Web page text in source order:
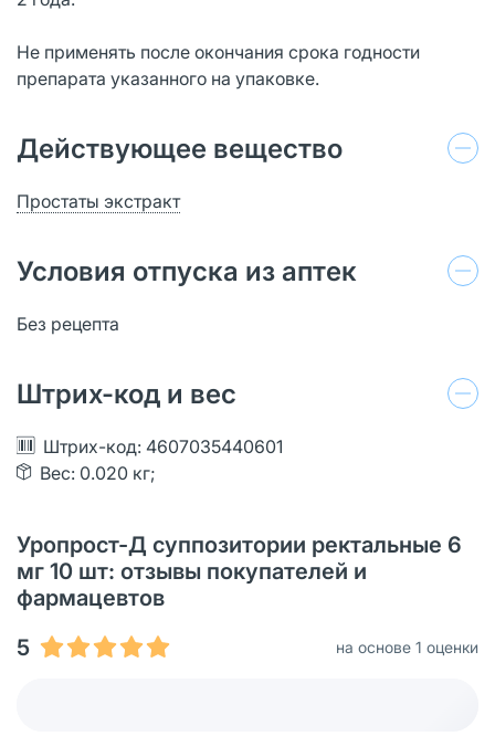
Не применять после окончания срока годности
препарата указанного на упаковке.
Действующее вещество
Простаты экстракт
Условия отпуска из аптек
Без рецепта
Штрих-код и вес
Штрих-код: 4607035440601
Вес: 0.020 кг;
Уропрост-Д суппозитории ректальные 6
мг 10 шт: отзывы покупателей и
фармацевтов
5
на основе 1 оценки